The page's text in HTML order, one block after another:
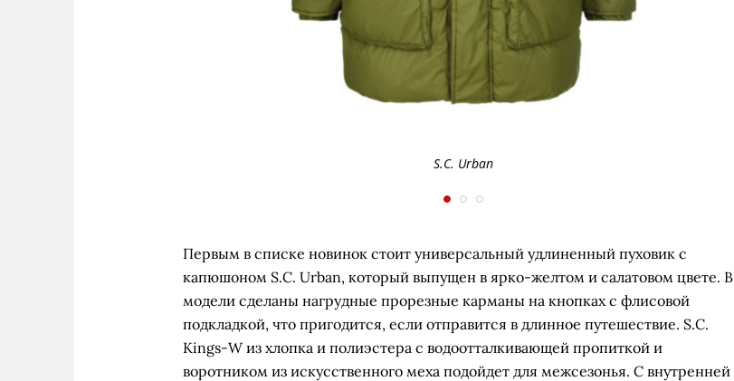
S.C. Urban
Первым в списке новинок стоит универсальный удлиненный пуховик с
капюшоном S.C. Urban, который выпущен в ярко-желтом и салатовом цвете. В
модели сделаны нагрудные прорезные карманы на кнопках с флисовой
подкладкой, что пригодится, если отправится в длинное путешествие. S.C.
Kings-W из хлопка и полиэстера с водоотталкивающей пропиткой и
воротником из искусственного меха подойдет для межсезонья. С внутренней